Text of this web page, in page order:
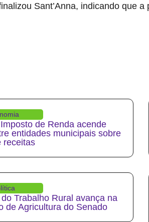
Sant’Anna, indicando que
de Renda acende
entidades municipais sobre
receitas
Trabalho Rural avança na
de Agricultura do Senado